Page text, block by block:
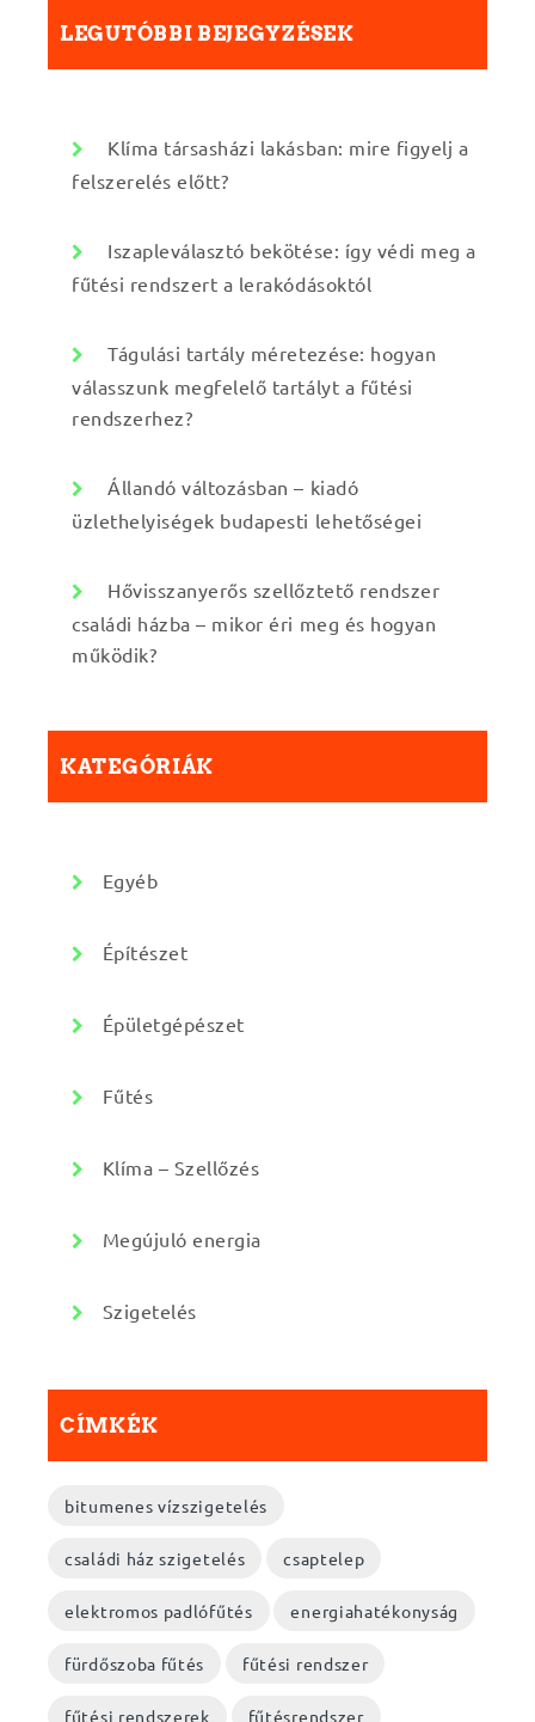
LEGUTÓBBI BEJEGYZÉSEK
Klíma társasházi lakásban: mire figyelj a
felszerelés előtt?
Iszapleválasztó bekötése: így védi meg a
fűtési rendszert a lerakódásoktól
Tágulási tartály méretezése: hogyan
válasszunk megfelelő tartályt a fűtési
rendszerhez?
Állandó változásban – kiadó
üzlethelyiségek budapesti lehetőségei
Hővisszanyerős szellőztető rendszer
családi házba – mikor éri meg és hogyan
működik?
KATEGÓRIÁK
Egyéb
Építészet
Épületgépészet
Fűtés
Klíma – Szellőzés
Megújuló energia
Szigetelés
CÍMKÉK
bitumenes vízszigetelés
családi ház szigetelés csaptelep
elektromos padlófűtés energiahatékonyság
fürdőszoba fűtés fűtési rendszer
fűtési rendszerek fűtésrendszer